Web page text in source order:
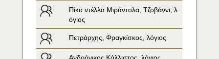
Πίκο ντέλλα Μιράντολα, Τζοβάννι, λ
όγιος
Πετράρχης, Φραγκίσκος, λόγιος